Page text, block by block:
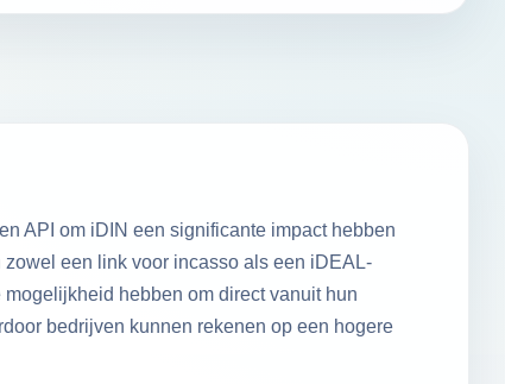
API om iDIN een significante impact hebben
een link voor incasso als een iDEAL-
hebben om direct vanuit hun
bedrijven kunnen rekenen op een hogere